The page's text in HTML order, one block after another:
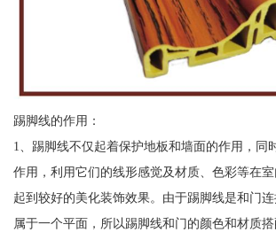
踢脚线的作用：
1、踢脚线不仅起着保护地板和墙面的作用，同
作用，利用它们的线形感觉及材质、色彩等在
起到较好的美化装饰效果。由于踢脚线是和门
属于一个平面，所以踢脚线和门的颜色和材质